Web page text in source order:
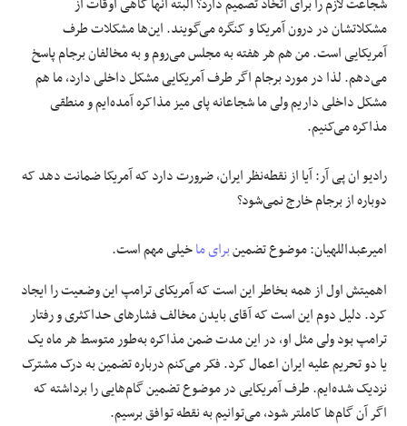
مشکلاتشان در درون آمریکا و کنگره می‌گویند. این‌ها مشکلات طرف
آمریکایی است. من هم هر هفته به مجلس می‌روم و به مخالفان برجام پاسخ
می‌دهم. لذا در مورد برجام اگر طرف آمریکایی مشکل داخلی دارد، ما هم
مشکل داخلی داریم ولی ما شجاعانه پای میز مذاکره آمده‌ایم و منطقی
مذاکره می‌کنیم.
رادیو ان پی آر: آیا از نقطه‌نظر ایران، ضرورت دارد که آمریکا ضمانت دهد که
دوباره از برجام خارج نمی‌شود؟
امیرعبداللهیان: موضوع تضمینبرای ماخیلی مهم است.
اهمیتش اول از همه بخاطر این است که آمریکای ترامپ این وضعیت را ایجاد
کرد. دلیل دوم این است که آقای بایدن مخالف فشارهای حداکثری و رفتار
ترامپ بود ولی مثل او، در این مدت ضمن مذاکره به‌طور متوسط هر ماه یک
یا دو تحریم علیه ایران اعمال کرد. فکر می‌کنم درباره تضمین به درک مشترک
نزدیک شده‌ایم. طرف آمریکایی در موضوع تضمین گام‌هایی را برداشته که
اگر آن گام‌ها کاملتر شود، می‌توانیم به نقطه توافق برسیم.